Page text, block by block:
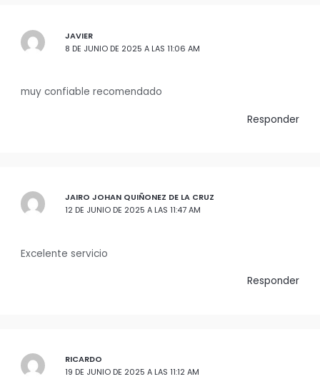
JAVIER
8 DE JUNIO DE 2025 A LAS 11:06 AM
muy confiable recomendado
Responder
JAIRO JOHAN QUIÑONEZ DE LA CRUZ
12 DE JUNIO DE 2025 A LAS 11:47 AM
Excelente servicio
Responder
RICARDO
19 DE JUNIO DE 2025 A LAS 11:12 AM